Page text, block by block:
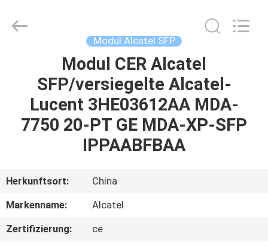
HAUSE
PRODUKTE
ÜBER
Ltd..
Modul Alcatel SFP
Modul CER Alcatel
SFP/versiegelte Alcatel-
Lucent 3HE03612AA MDA-
7750 20-PT GE MDA-XP-SFP
IPPAABFBAA
Herkunftsort:
China
Markenname:
Alcatel
Zertifizierung:
ce